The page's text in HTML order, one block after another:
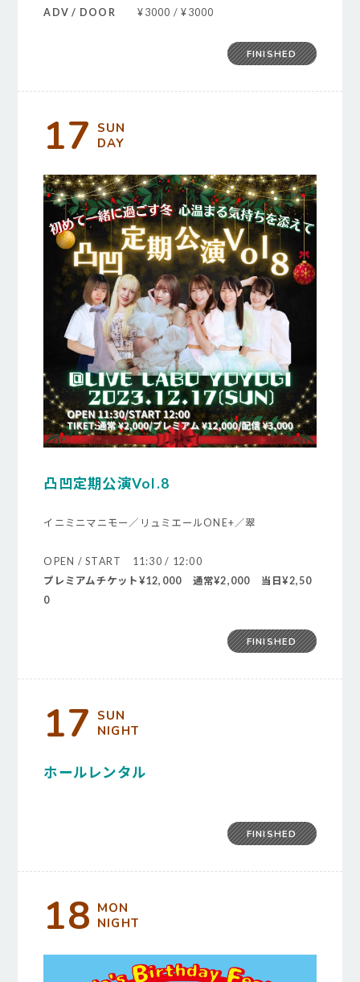
ADV / DOOR
¥3000 / ¥3000
FINISHED
17 SUN
DAY
凸凹定期公演Vol.8
イニミニマニモー／リュミエールONE+／翠
OPEN / START 11:30 / 12:00
プレミアムチケット¥12,000 通常¥2,000 当日¥2,50
0
FINISHED
17 SUN
NIGHT
ホールレンタル
FINISHED
18 MON
NIGHT